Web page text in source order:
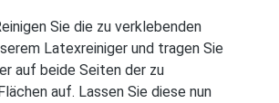
Sie die zu verklebenden
Latexreiniger und tragen Sie
auf beide Seiten der zu
auf. Lassen Sie diese nun